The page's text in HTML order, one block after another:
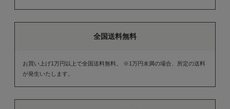
全国送料無料
お買い上げ1万円以上で全国送料無料。 ※1万円未満の場合、所定の送料
が発生いたします。